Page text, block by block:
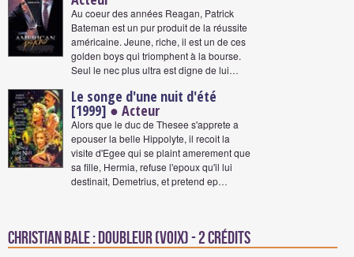
Au coeur des années Reagan, Patrick
Bateman est un pur produit de la réussite
américaine. Jeune, riche, il est un de ces
golden boys qui triomphent à la bourse.
Seul le nec plus ultra est digne de lui…
Le songe d'une nuit d'été
[1999]● Acteur
Alors que le duc de Thesee s'apprete a
epouser la belle Hippolyte, il recoit la
visite d'Egee qui se plaint amerement que
sa fille, Hermia, refuse l'epoux qu'il lui
destinait, Demetrius, et pretend ep…
Christian Bale : Doubleur (voix) - 2 crédits